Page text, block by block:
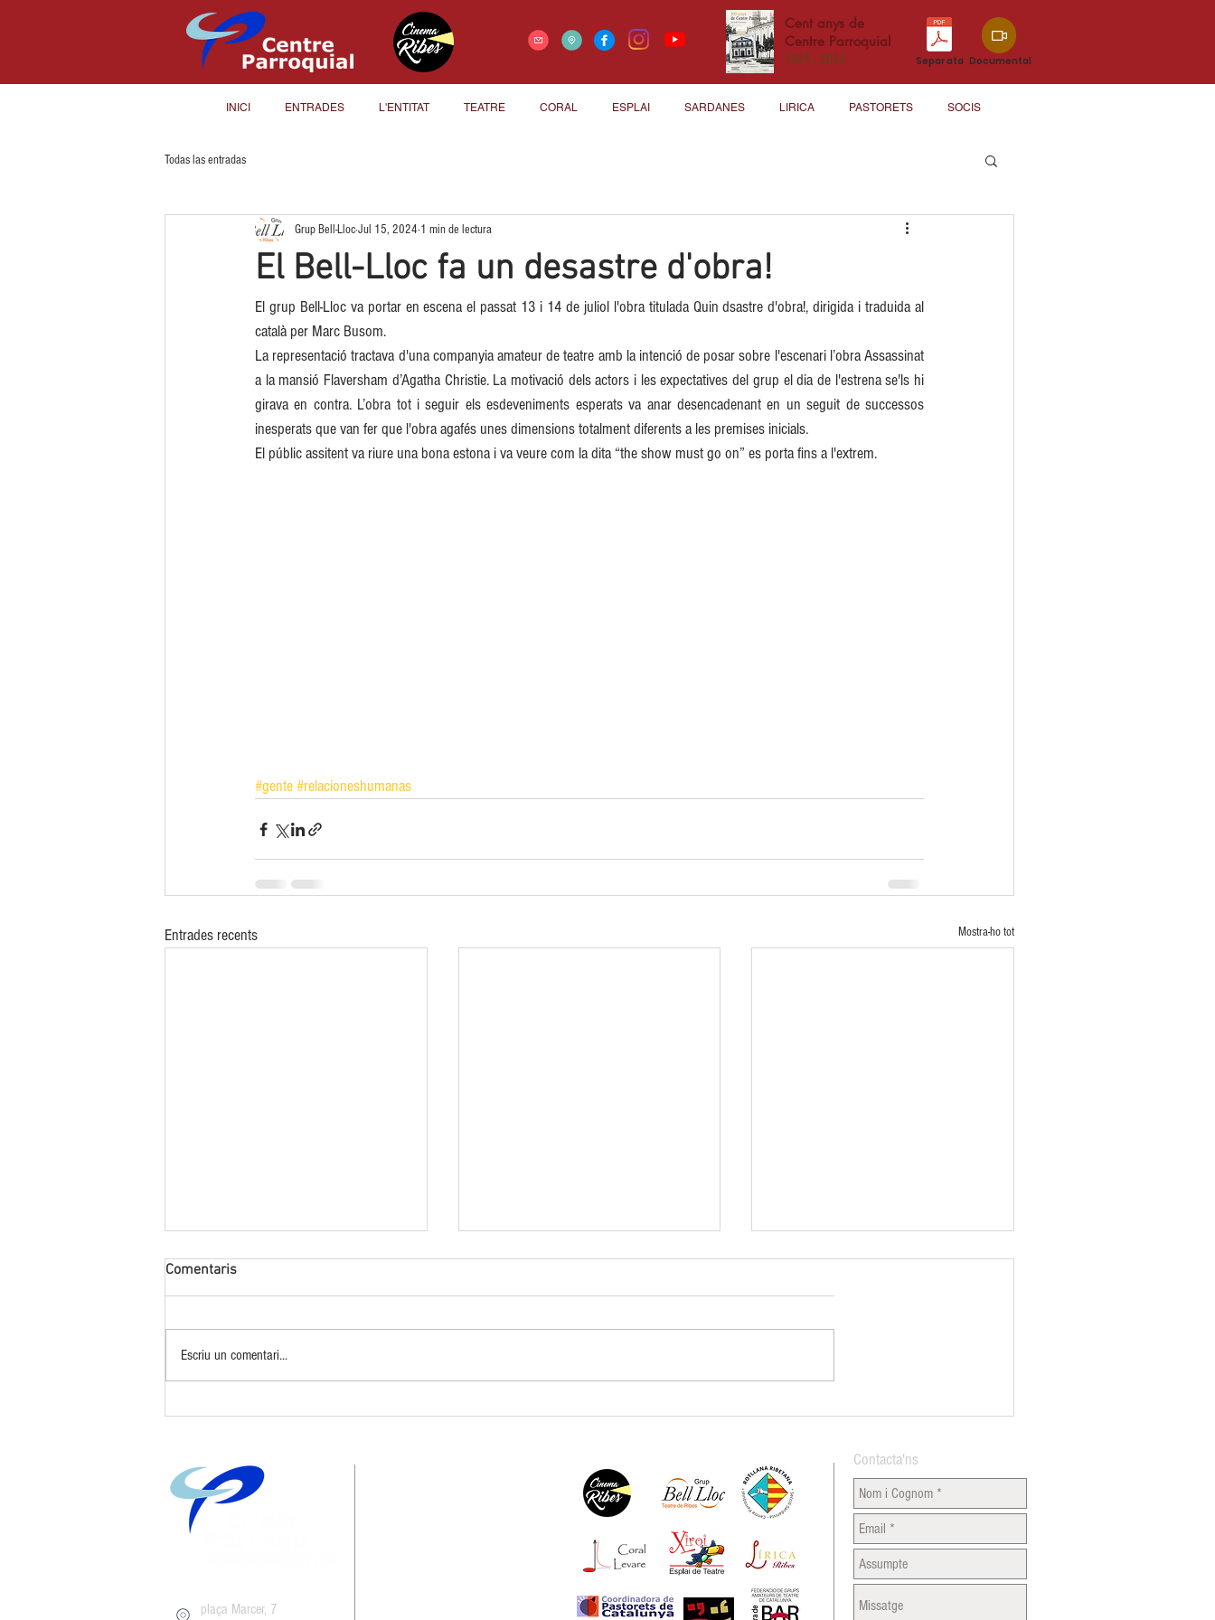
Cent anys de
Centre Parroquial
1924 - 2024 Separata Documental
INICI ENTRADES L'ENTITAT TEATRE CORAL ESPLAI SARDANES LIRICA PASTORETS SOCIS
Todas las entradas
El Bell-Lloc fa un desastre d'obra!
Grup Bell-LlocJul 15, 2024 1 min de lectura
El grup Bell-Lloc va portar en escena el passat 13 i 14 de juliol l'obra titulada Quin dsastre d'obra!, dirigida i traduida al
català per Marc Busom.
La representació tractava d'una companyia amateur de teatre amb la intenció de posar sobre l'escenari l’obra Assassinat
a la mansió Flaversham d’Agatha Christie. La motivació dels actors i les expectatives del grup el dia de l'estrena se'ls hi
girava en contra. L’obra tot i seguir els esdeveniments esperats va anar desencadenant en un seguit de successos
inesperats que van fer que l'obra agafés unes dimensions totalment diferents a les premises inicials.
El públic assitent va riure una bona estona i va veure com la dita “the show must go on” es porta fins a l'extrem.
#gente#relacioneshumanas
Entrades recents Mostra-ho tot
Comentaris
Escriu un comentari...
plaça Marcer, 7
Contacta'ns